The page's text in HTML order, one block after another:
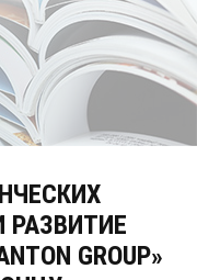
РАЗВИТИЕ
GROUP»